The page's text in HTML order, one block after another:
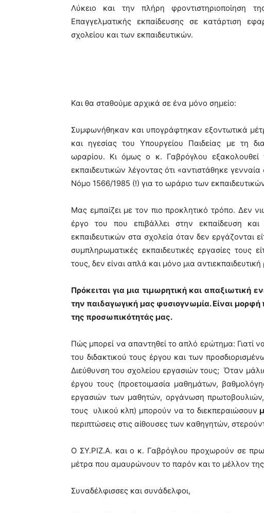
Λύκειο και την πλήρη φροντιστηριοποίηση
Επαγγελματικής εκπαίδευσης σε κατάρτιση
σχολείου και των εκπαιδευτικών.
Και θα σταθούμε αρχικά σε ένα μόνο σημείο:
Συμφωνήθηκαν και υπογράφτηκαν εξοντωτικά
και ηγεσίας του Υπουργείου Παιδείας με τη
ωραρίου. Κι όμως ο κ. Γαβρόγλου
εκπαιδευτικών λέγοντας ότι «αντιστάθηκε
Νόμο 1566/1985 (!) για το ωράριο των
Μας εμπαίζει με τον πιο προκλητικό τρόπο. Δεν
έργο του που επιβάλλει στην εκπαίδευση
εκπαιδευτικών στα σχολεία όταν δεν εργάζονται
συμπληρωματικές εκπαιδευτικές εργασίες τους
τους, δεν είναι απλά και μόνο μια αντιεκπαιδευτική
Πρόκειται για μια τιμωρητική και απαξιωτική
την παιδαγωγική μας φυσιογνωμία. Είναι μορφή
της προσωπικότητάς μας.
Πώς μπορεί να απαντηθεί το απλό ερώτημα: Γιατί
του διδακτικού τους έργου και των
Διεύθυνση του σχολείου εργασιών τους; Όταν
έργου τους (προετοιμασία μαθημάτων,
εργασιών των μαθητών, οργάνωση πρωτοβουλιών,
τους υλικού κλπ) μπορούν να το διεκπεραιώσουν
περιπτώσεις στις αίθουσες των καθηγητών,
Ο ΣΥ.ΡΙΖ.Α. και ο κ. Γαβρόγλου προχωρούν σε
μέτρα που αμαυρώνουν το παρόν και το μέλλον
Συναδέλφισσες και συνάδελφοι,